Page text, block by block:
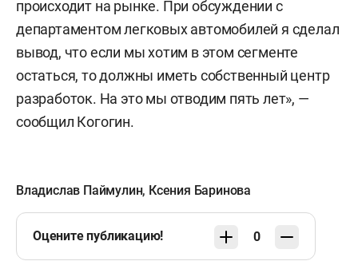
происходит на рынке. При обсуждении с
департаментом легковых автомобилей я сделал
вывод, что если мы хотим в этом сегменте
остаться, то должны иметь собственный центр
разработок. На это мы отводим пять лет», —
сообщил Когогин.
Владислав Паймулин, Ксения Баринова
Оцените публикацию! 0